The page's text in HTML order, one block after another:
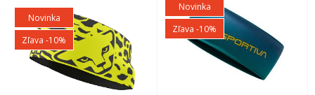
Novinka
Zľava -10%
Novinka
Zľava -10%